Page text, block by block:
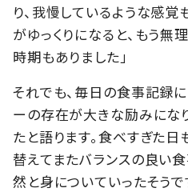
り、我慢しているような感覚
がゆっくりになると、もう
時期もありました」
それでも、毎日の食事記録
ーの存在が大きな励みにな
たと語ります。食べすぎた
替えてまたバランスの良い食
然と身についていったそうで